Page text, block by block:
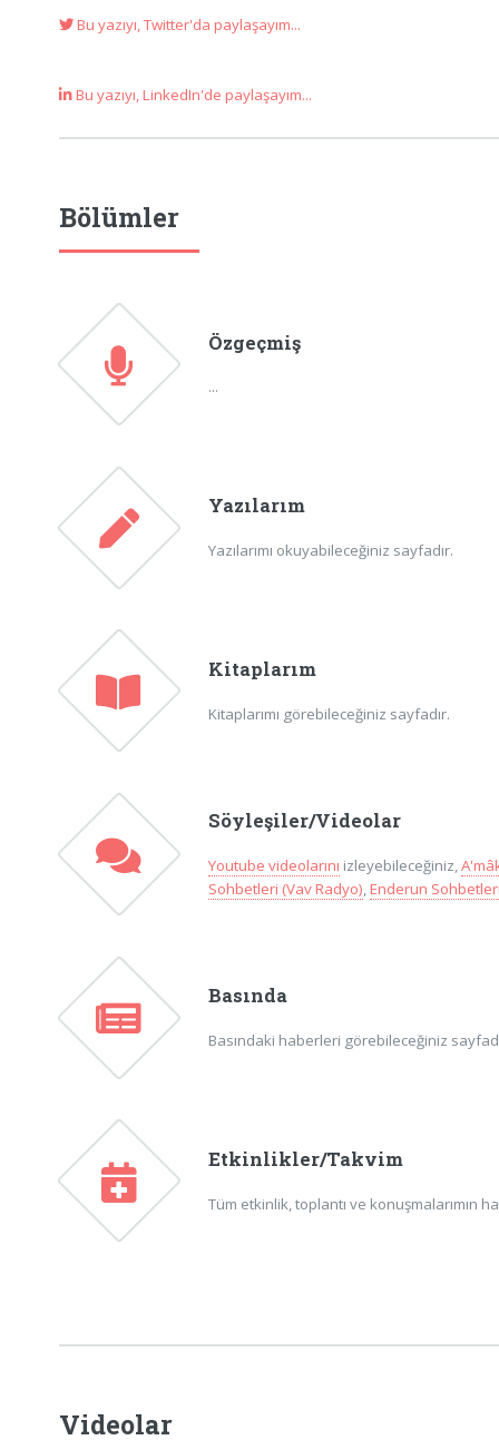
Bu yazıyı, Twitter'da paylaşayım...
Bu yazıyı, LinkedIn'de paylaşayım...
Bölümler
Özgeçmiş
...
Yazılarım
Yazılarımı okuyabileceğiniz sayfadır.
Kitaplarım
Kitaplarımı görebileceğiniz sayfadır.
Söyleşiler/Videolar
Youtube videolarını izleyebileceğiniz,
Sohbetleri (Vav Radyo),Enderun
Basında
Basındaki haberleri görebileceğiniz
Etkinlikler/Takvim
Tüm etkinlik, toplantı ve konuşmalarımın
Videolar